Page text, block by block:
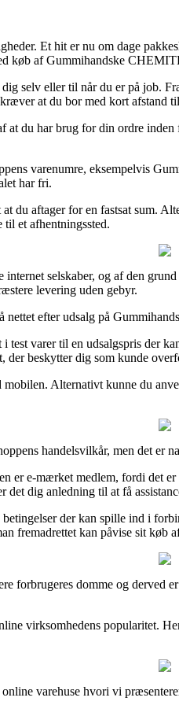
Et hit er nu om dage
køb af Gummihandske
selv eller til når du er på job.
at du bor med kort afstand
du har brug for din ordre
varenumre, eksempelvis
har fri.
aftager for en fastsat sum.
et afhentningssted.
selskaber, og af den
levering uden gebyr.
efter udsalg på
varer til en udsalgspris der
beskytter dig som kunde
Alternativt kunne du
handelsvilkår, men det er
er e-mærket medlem, fordi det
dig anledning til at få
der kan spille ind i
fremadrettet kan påvise sit
forbrugeres domme og
virksomhedens popularitet.
varehuse hvori vi